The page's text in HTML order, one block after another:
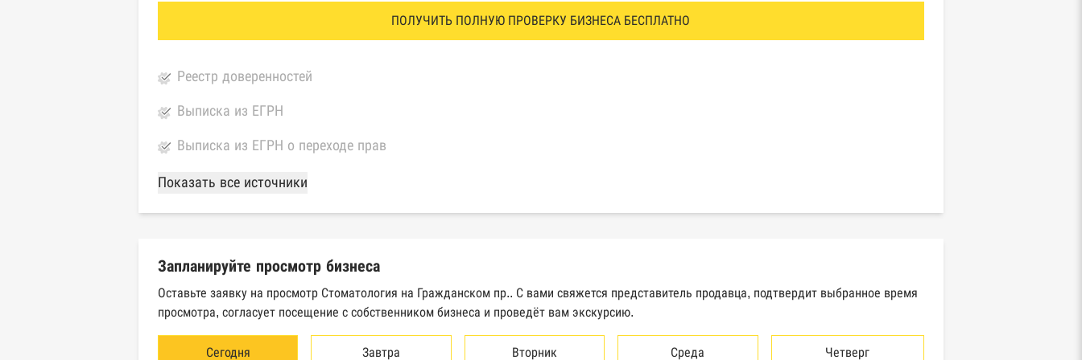
ПОЛУЧИТЬ ПОЛНУЮ ПРОВЕРКУ БИЗНЕСА БЕСПЛАТНО
Реестр доверенностей
Выписка из ЕГРН
Выписка из ЕГРН о переходе прав
База Росстата
Реестры ЕГРЮЛ и ЕГРИП Федеральной налоговой службы России
Картотека арбитражных дел Высшего арбитражного суда
Единый федеральный реестр сведений о банкротстве юридических лиц
Единый федеральный реестр сведений о банкротстве физических лиц
Показать все источники
Запланируйте просмотр бизнеса
Оставьте заявку на просмотр Стоматология на Гражданском пр.. С вами свяжется представитель продавца, подтвердит выбранное время
просмотра, согласует посещение с собственником бизнеса и проведёт вам экскурсию.
Сегодня
Завтра
Вторник
Среда
Четверг